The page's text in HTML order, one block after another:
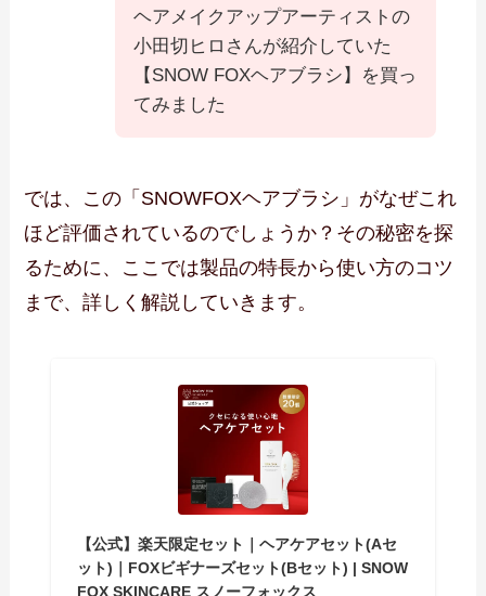
ヘアメイクアップアーティストの
小田切ヒロさんが紹介していた
【SNOW FOXヘアブラシ】を買っ
てみました
では、この「SNOWFOXヘアブラシ」がなぜこれ
ほど評価されているのでしょうか？その秘密を探
るために、ここでは製品の特長から使い方のコツ
まで、詳しく解説していきます。
【公式】楽天限定セット｜ヘアケアセット(Aセ
ット)｜FOXビギナーズセット(Bセット) | SNOW
FOX SKINCARE スノーフォックス